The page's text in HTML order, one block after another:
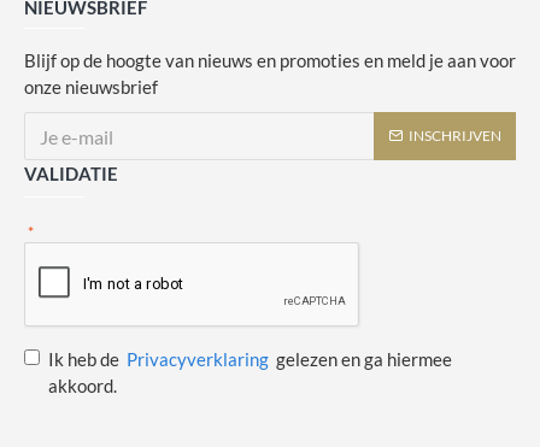
NIEUWSBRIEF
Blijf op de hoogte van nieuws en promoties en meld je aan voor
onze nieuwsbrief
INSCHRIJVEN
VALIDATIE
Ik heb de Privacyverklaring gelezen en ga hiermee
akkoord.